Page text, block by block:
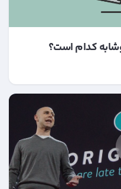
کدام است؟